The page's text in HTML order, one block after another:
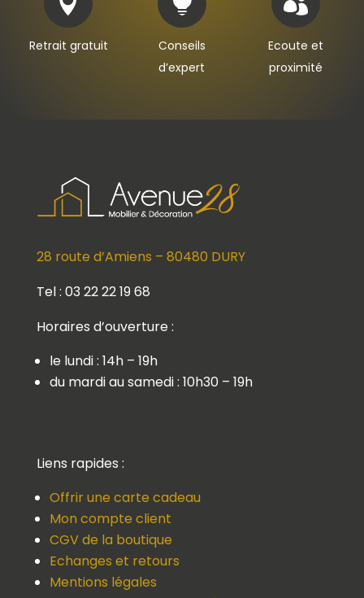
Retrait gratuit
Conseils
d’expert
Ecoute et
proximité
28 route d’Amiens – 80480 DURY
Tel : 03 22 22 19 68
Horaires d’ouverture :
le lundi : 14h – 19h
du mardi au samedi : 10h30 – 19h
Liens rapides :
Offrir une carte cadeau
Mon compte client
CGV de la boutique
Echanges et retours
Mentions légales